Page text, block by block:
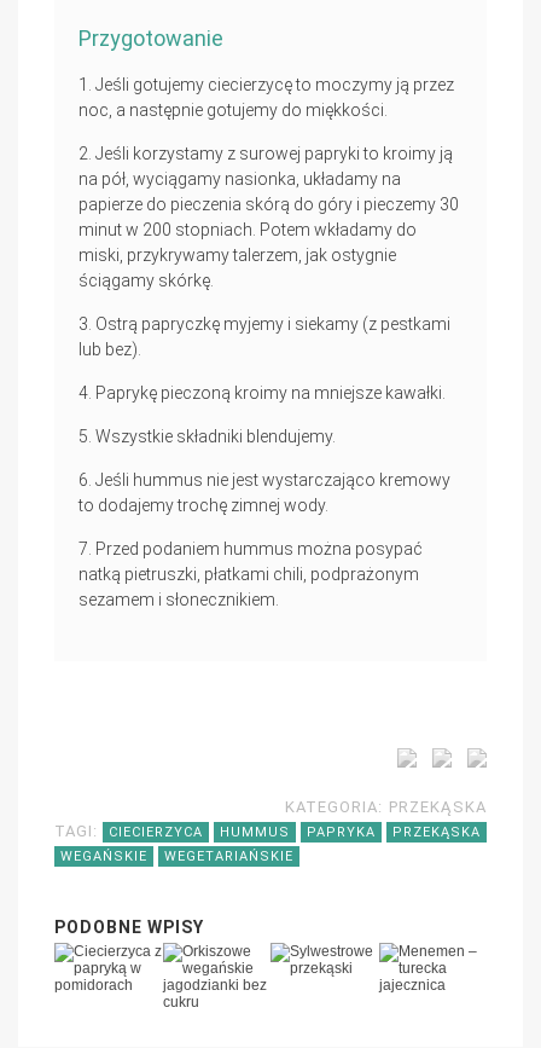
Przygotowanie
Jeśli gotujemy ciecierzycę to moczymy ją przez
noc, a następnie gotujemy do miękkości.
Jeśli korzystamy z surowej papryki to kroimy ją
na pół, wyciągamy nasionka, układamy na
papierze do pieczenia skórą do góry i pieczemy 30
minut w 200 stopniach. Potem wkładamy do
miski, przykrywamy talerzem, jak ostygnie
ściągamy skórkę.
Ostrą papryczkę myjemy i siekamy (z pestkami
lub bez).
Paprykę pieczoną kroimy na mniejsze kawałki.
Wszystkie składniki blendujemy.
Jeśli hummus nie jest wystarczająco kremowy
to dodajemy trochę zimnej wody.
Przed podaniem hummus można posypać
natką pietruszki, płatkami chili, podprażonym
sezamem i słonecznikiem.
PRZEKĄSKA
KATEGORIA:
TAGI:
CIECIERZYCA HUMMUS PAPRYKA
PRZEKĄSKA
WEGAŃSKIE
WEGETARIAŃSKIE
PODOBNE WPISY